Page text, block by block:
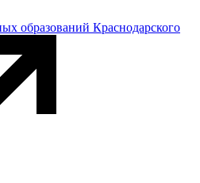
образований Краснодарского